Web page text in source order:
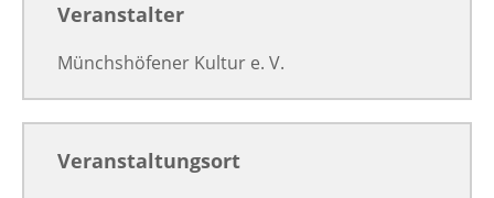
Veranstalter
Münchshöfener Kultur e. V.
Veranstaltungsort